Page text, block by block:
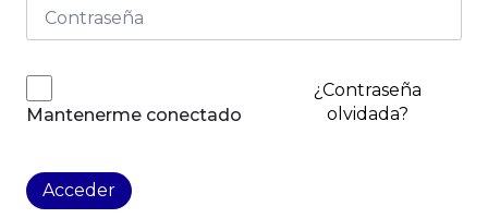
Mantenerme conectado
¿Contraseña
olvidada?
Acceder